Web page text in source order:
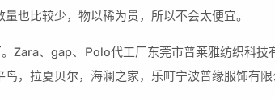
也比较少，物以稀为贵，所以不会太便宜。
Zara、gap、Polo代工厂东莞市普莱雅纺织科
，拉夏贝尔，海澜之家，乐町宁波普缘服饰有限